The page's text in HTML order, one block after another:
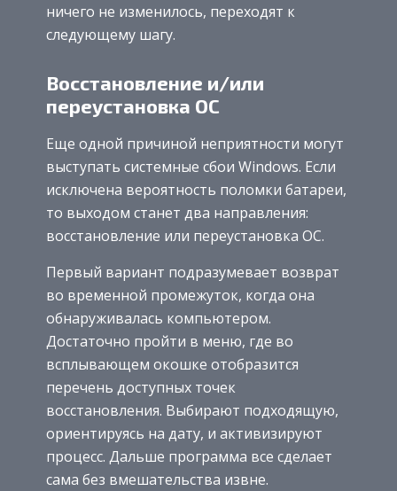
ничего не изменилось, переходят к
следующему шагу.
Восстановление и/или
переустановка ОС
Еще одной причиной неприятности могут
выступать системные сбои Windows. Если
исключена вероятность поломки батареи,
то выходом станет два направления:
восстановление или переустановка ОС.
Первый вариант подразумевает возврат
во временной промежуток, когда она
обнаруживалась компьютером.
Достаточно пройти в меню, где во
всплывающем окошке отобразится
перечень доступных точек
восстановления. Выбирают подходящую,
ориентируясь на дату, и активизируют
процесс. Дальше программа все сделает
сама без вмешательства извне.